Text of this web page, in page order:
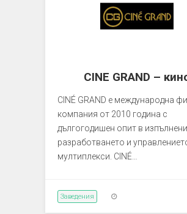
CINE GRAND –
CINÉ GRAND е международна
компания от 2010 година с
дългогодишен опит в
разработването и
мултиплекси. CINÉ…
Заведения